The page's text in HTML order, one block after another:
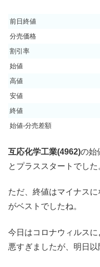
前日終値
分売価格
割引率
始値
高値
安値
終値
始値-分売差額
互応化学工業(4962)の始
とプラススタートでした
ただ、終値はマイナス
がベストでしたね。
今日はコロナウィルス
悪すぎましたが、明日以